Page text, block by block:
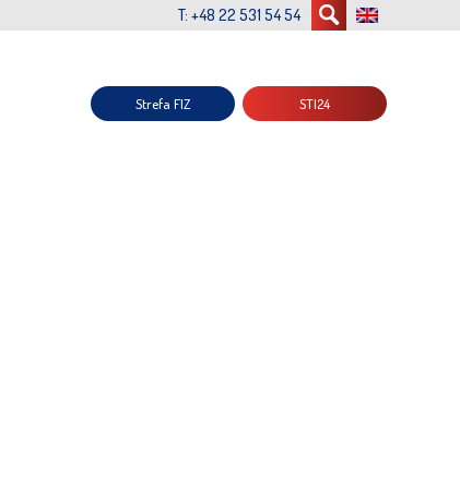
T: +48 22 531 54 54
Strefa FIZ STI24